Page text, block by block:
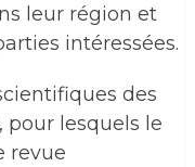
leur région et
intéressées.
des
pour lesquels le
revue